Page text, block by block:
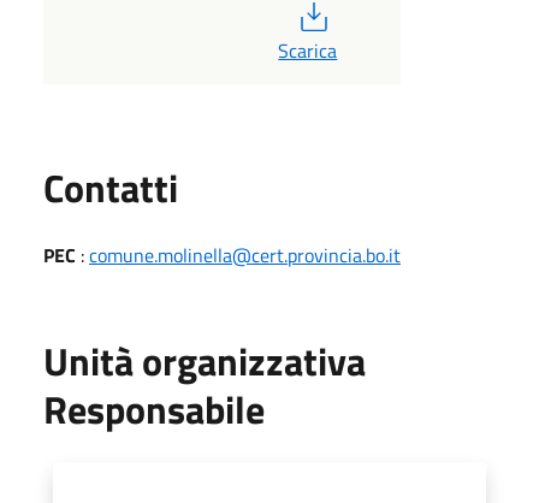
Scarica
Contatti
PEC :comune.molinella@cert.provincia.bo.it
Unità organizzativa
Responsabile